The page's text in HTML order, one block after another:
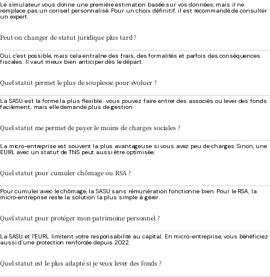
Le simulateur vous donne une première estimation basée sur vos données, mais il ne
remplace pas un conseil personnalisé. Pour un choix définitif, il est recommandé de consulter
un expert.
Peut-on changer de statut juridique plus tard ?
Oui, c’est possible, mais cela entraîne des frais, des formalités et parfois des conséquences
fiscales. Il vaut mieux bien anticiper dès le départ.
Quel statut permet le plus de souplesse pour évoluer ?
La SASU est la forme la plus flexible : vous pouvez faire entrer des associés ou lever des fonds
facilement, mais elle demande plus de gestion.
Quel statut me permet de payer le moins de charges sociales ?
La micro-entreprise est souvent la plus avantageuse si vous avez peu de charges. Sinon, une
EURL avec un statut de TNS peut aussi être optimisée.
Quel statut pour cumuler chômage ou RSA ?
Pour cumuler avec le chômage, la SASU sans rémunération fonctionne bien. Pour le RSA, la
micro-entreprise reste la solution la plus simple à gérer.
Quel statut pour protéger mon patrimoine personnel ?
La SASU et l’EURL limitent votre responsabilité au capital. En micro-entreprise, vous bénéficiez
aussi d’une protection renforcée depuis 2022.
Quel statut est le plus adapté si je veux lever des fonds ?